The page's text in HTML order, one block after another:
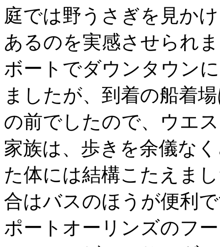
庭では野うさぎを見か
あるのを実感させられ
ボートでダウンタウン
ましたが、到着の船着
の前でしたので、ウエ
家族は、歩きを余儀な
た体には結構こたえま
合はバスのほうが便利
ポートオーリンズのフ